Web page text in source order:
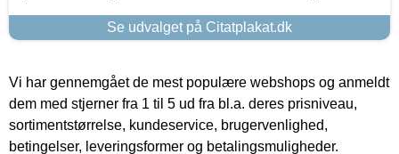
Se udvalget på Citatplakat.dk
Vi har gennemgået de mest populære webshops og anmeldt
dem med stjerner fra 1 til 5 ud fra bl.a. deres prisniveau,
sortimentstørrelse, kundeservice, brugervenlighed,
betingelser, leveringsformer og betalingsmuligheder.